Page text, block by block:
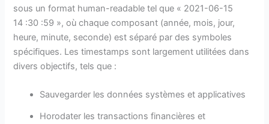
sous un format human-readable tel que « 2021-06-15
14 :30 :59 », où chaque composant (année, mois, jour,
heure, minute, seconde) est séparé par des symboles
spécifiques. Les timestamps sont largement utilitées dans
divers objectifs, tels que :
Sauvegarder les données systèmes et applicatives
Horodater les transactions financières et